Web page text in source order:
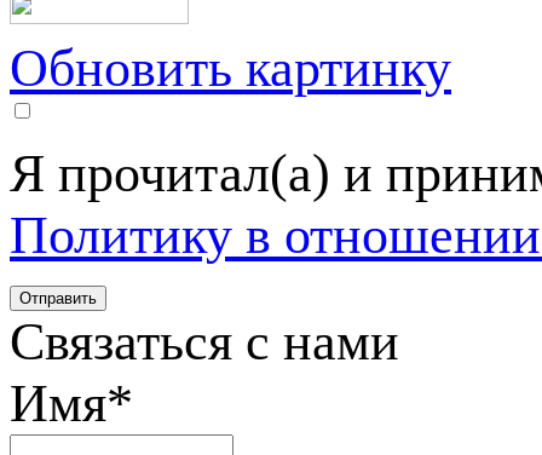
Обновить картинку
Я прочитал(а) и
Политику в
Связаться с нами
Имя*